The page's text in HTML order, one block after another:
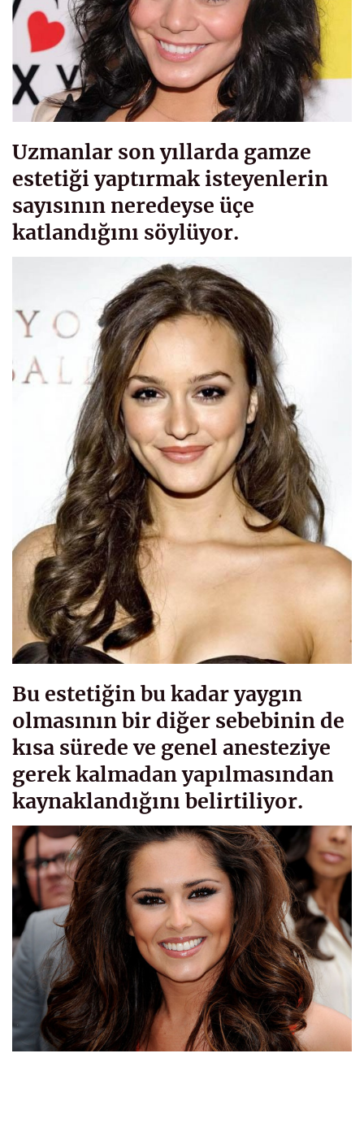
Uzmanlar son yıllarda gamze
estetiği yaptırmak isteyenlerin
sayısının neredeyse üçe
katlandığını söylüyor.
Bu estetiğin bu kadar yaygın
olmasının bir diğer sebebinin de
kısa sürede ve genel anesteziye
gerek kalmadan yapılmasından
kaynaklandığını belirtiliyor.